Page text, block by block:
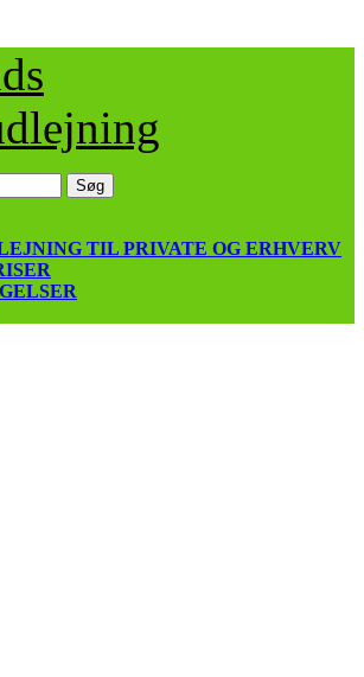
TIL PRIVATE OG ERHVERV